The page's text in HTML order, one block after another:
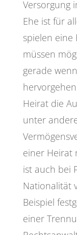
Versorgung
Ehe ist für
spielen eine
müssen
gerade
Heirat die
unter
einer Heirat
ist auch bei
Nationalität
Beispiel
einer